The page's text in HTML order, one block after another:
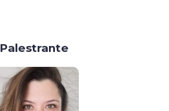
Palestrante